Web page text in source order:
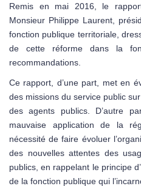
Remis en mai 2016, le
Monsieur Philippe Laurent,
fonction publique territoriale,
de cette réforme dans la
recommandations.
Ce rapport, d’une part, met en
des missions du service public
des agents publics. D’autre
mauvaise application de la
nécessité de faire évoluer
des nouvelles attentes des
publics, en rappelant le principe
de la fonction publique qui